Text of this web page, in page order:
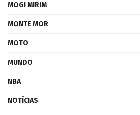
MOGI MIRIM
MONTE MOR
MOTO
MUNDO
NBA
NOTÍCIAS